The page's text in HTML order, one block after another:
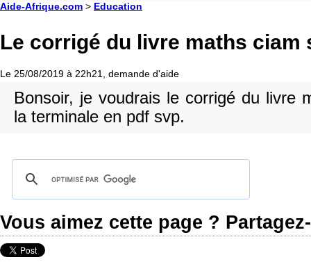
Aide-Afrique.com > Education
Le corrigé du livre maths ciam
Le 25/08/2019 à 22h21, demande d'aide
Bonsoir, je voudrais le corrigé du livre
la terminale en pdf svp.
Vous aimez cette page ?